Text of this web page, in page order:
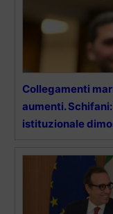
Collegamenti
aumenti.
istituzionale